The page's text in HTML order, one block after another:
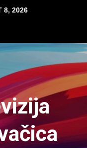
8, 2026